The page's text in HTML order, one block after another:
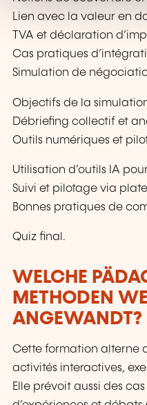
Lien avec la valeur en
TVA et déclaration
Cas pratiques
Simulation de
Objectifs de la
Débriefing collectif et
Outils numériques et
Utilisation d’outils IA
Suivi et pilotage via
Bonnes pratiques de
Quiz final.
WELCHE
METHODEN
ANGEWANDT?
Cette formation alterne
activités interactives,
Elle prévoit aussi des